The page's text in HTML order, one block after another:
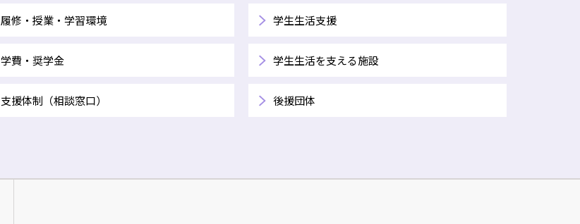
履修・授業・学習環境 学生生活支援
学費・奨学金 学生生活を支える施設
支援体制（相談窓口） 後援団体